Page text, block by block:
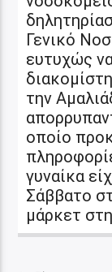
Γενικό
ευτυχώς
την
οποίο
γυναίκα
Σάββατο
μάρκετ